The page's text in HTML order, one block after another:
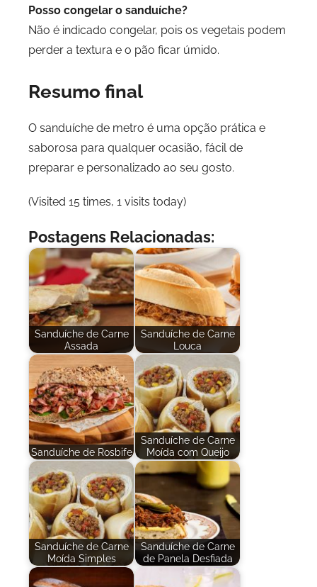
Posso congelar o sanduíche?
Não é indicado congelar, pois os vegetais podem
perder a textura e o pão ficar úmido.
Resumo final
O sanduíche de metro é uma opção prática e
saborosa para qualquer ocasião, fácil de
preparar e personalizado ao seu gosto.
(Visited 15 times, 1 visits today)
Postagens Relacionadas:
Sanduíche de Carne
Assada
Sanduíche de Carne
Louca
Sanduíche de Rosbife
Sanduíche de Carne
Moída com Queijo
Sanduíche de Carne
Moída Simples
Sanduíche de Carne
de Panela Desfiada